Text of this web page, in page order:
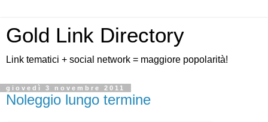
Gold Link Directory
Link tematici + social network = maggiore popolarità!
giovedì 3 novembre 2011
Noleggio lungo termine